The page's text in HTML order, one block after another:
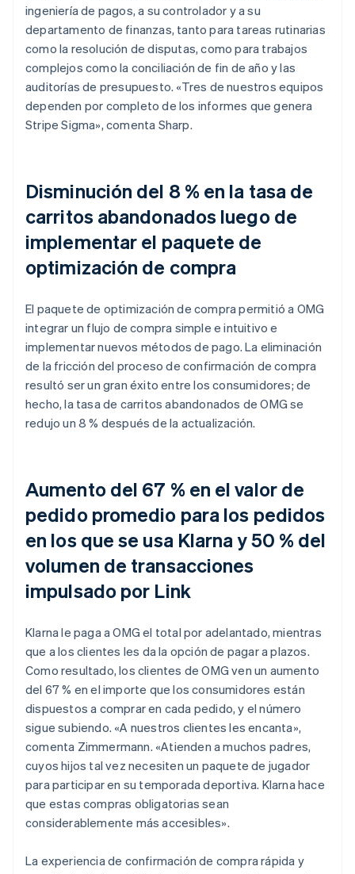
ingeniería de pagos, a su controlador y a su
departamento de finanzas, tanto para tareas rutinarias
como la resolución de disputas, como para trabajos
complejos como la conciliación de fin de año y las
auditorías de presupuesto. «Tres de nuestros equipos
dependen por completo de los informes que genera
Stripe Sigma», comenta Sharp.
Disminución del 8 % en la tasa de
carritos abandonados luego de
implementar el paquete de
optimización de compra
El paquete de optimización de compra permitió a OMG
integrar un flujo de compra simple e intuitivo e
implementar nuevos métodos de pago. La eliminación
de la fricción del proceso de confirmación de compra
resultó ser un gran éxito entre los consumidores; de
hecho, la tasa de carritos abandonados de OMG se
redujo un 8 % después de la actualización.
Aumento del 67 % en el valor de
pedido promedio para los pedidos
en los que se usa Klarna y 50 % del
volumen de transacciones
impulsado por Link
Klarna le paga a OMG el total por adelantado, mientras
que a los clientes les da la opción de pagar a plazos.
Como resultado, los clientes de OMG ven un aumento
del 67 % en el importe que los consumidores están
dispuestos a comprar en cada pedido, y el número
sigue subiendo. «A nuestros clientes les encanta»,
comenta Zimmermann. «Atienden a muchos padres,
cuyos hijos tal vez necesiten un paquete de jugador
para participar en su temporada deportiva. Klarna hace
que estas compras obligatorias sean
considerablemente más accesibles».
La experiencia de confirmación de compra rápida y